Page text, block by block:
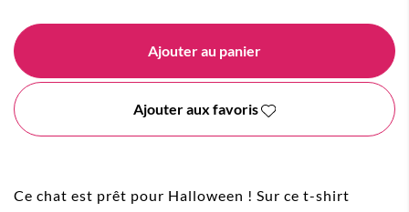
Ajouter au panier
Ajouter aux favoris
Ce chat est prêt pour Halloween ! Sur ce t-shirt